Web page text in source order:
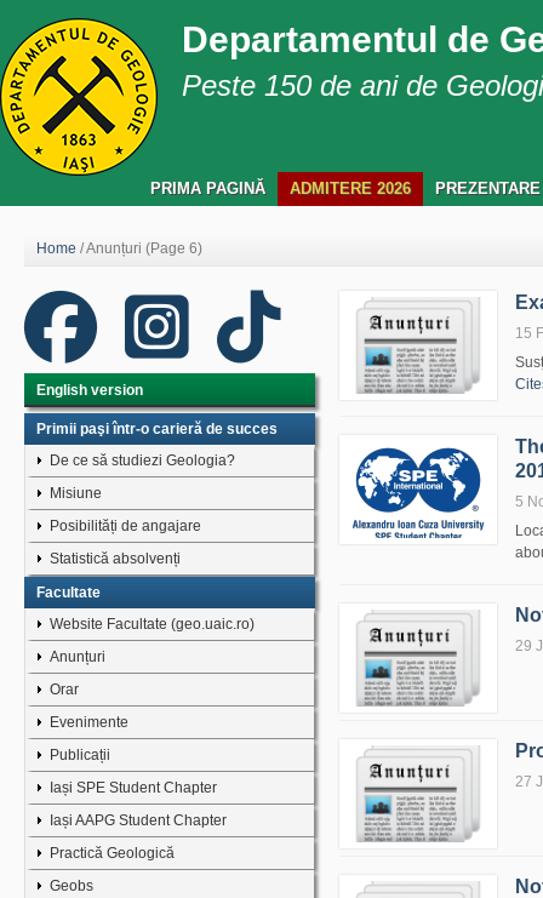
Departamentul de
Peste 150 de ani de
PRIMA PAGINĂ ADMITERE 2026 PREZENTARE
Home /Anunțuri (Page 6)
15
5
29
27
English version
Primii paşi într-o carieră de succes
De ce să studiezi Geologia?
Misiune
Posibilități de angajare
Statistică absolvenți
Facultate
Website Facultate (geo.uaic.ro)
Anunțuri
Orar
Evenimente
Publicații
Iași SPE Student Chapter
Iași AAPG Student Chapter
Practică Geologică
Geobs